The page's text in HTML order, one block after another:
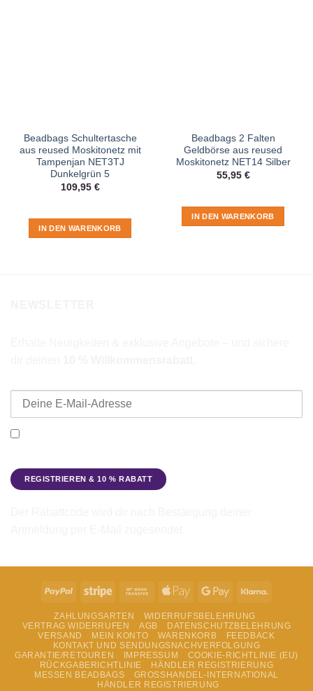
Beadbags Schultertasche
aus reused Moskitonetz mit
Tampenjan NET3TJ
Dunkelgrün 5
109,95 €
IN DEN WARENKORB
Beadbags 2 Falten
Geldbörse aus reused
Moskitonetz NET14 Silber
55,95 €
IN DEN WARENKORB
PayPal Stripe
Bank
Apple
Google
ZAHLUNGSARTEN
WIDERRUFSBELEHRUNG
VERTRAG WIDERRUFEN
AGB
DATENSCHUTZBELEHRUNG
VERSAND
MEIN KONTO WARENKORB
FEEDBACK
KONTAKT UND SENDUNGSNACHVERFOLGUNG
GARANTIE/RETOUREN
IMPRESSUM
COOKIE-RICHTLINIE (EU)
RÜCKGABERICHTLINIE
HÄNDLER REGISTRIERUNG
MESSEN BEADBAGS
GROSSHANDEL-INTERNATIONAL
HÄNDLER REGISTRIERUNG